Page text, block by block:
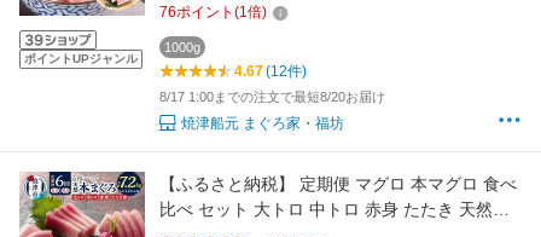
ポイントUPジャンル
76ポイント (1倍)
1000g
4.67(12件)
8/17 1:00までの注文で最短8/20お届け
焼津船元 まぐろ家・福坊
【ふるさと納税】 定期便 マグロ 本マグロ 食べ
比べ セット 大トロ 中トロ 赤身 たたき 天然本